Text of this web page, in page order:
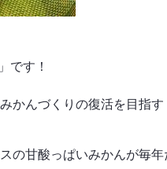
です！
かんづくりの復活を目指
の甘酸っぱいみかんが毎